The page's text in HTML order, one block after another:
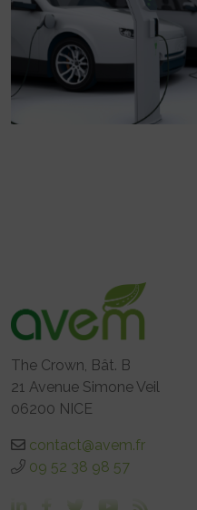
The Crown, Bât. B
21 Avenue Simone Veil
06200 NICE
contact@avem.fr
09 52 38 98 57